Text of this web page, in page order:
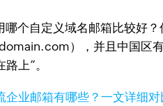
哪个自定义域名邮箱比较好
），并且中国区
上”。